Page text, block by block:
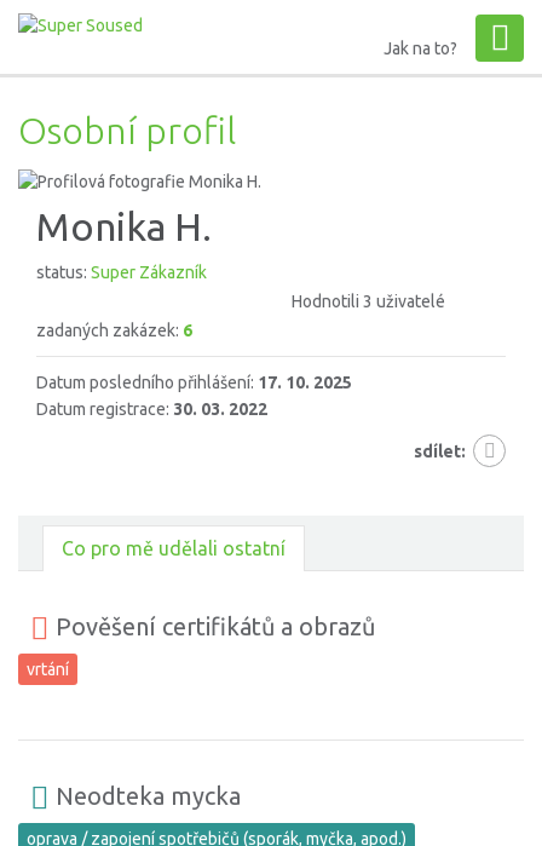
Jak na to?
Osobní profil
Monika H.
status: Super Zákazník
Hodnotili 3 uživatelé
zadaných zakázek: 6
Datum posledního přihlášení: 17. 10. 2025
Datum registrace: 30. 03. 2022
sdílet:
Co pro mě udělali ostatní
Pověšení certifikátů a obrazů
vrtání
Neodteka mycka
oprava / zapojení spotřebičů (sporák, myčka, apod.)